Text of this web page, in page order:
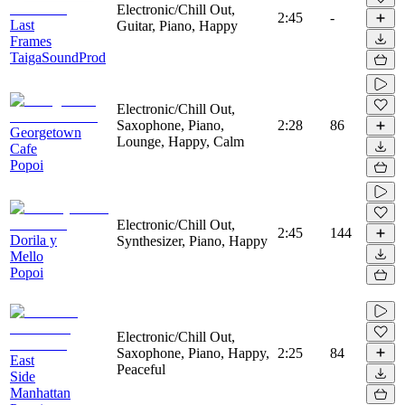
Last
Frames
TaigaSoundProd
Electronic/Chill Out,
Guitar, Piano, Happy
2:45 -
Georgetown
Cafe
Popoi
Electronic/Chill Out,
Saxophone, Piano,
Lounge, Happy, Calm
2:28 86
Dorila y
Mello
Popoi
Electronic/Chill Out,
Synthesizer, Piano, Happy
2:45 144
East
Side
Manhattan
Electronic/Chill Out,
Saxophone, Piano, Happy,
Peaceful
2:25 84